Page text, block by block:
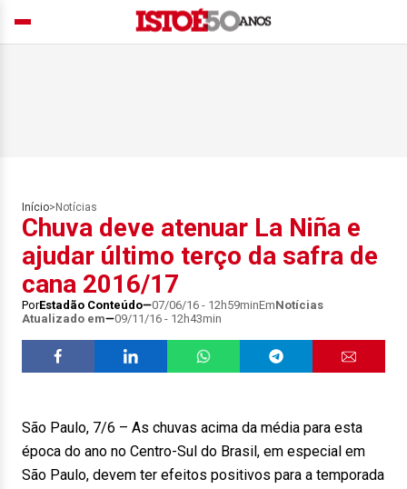
Início> Notícias
Chuva deve atenuar La Niña e
ajudar último terço da safra de
cana 2016/17
PorEstadão Conteúdo 07/06/16 - 12h59minEmNotícias
Atualizado em
09/11/16 - 12h43min
São Paulo, 7/6 – As chuvas acima da média para esta
época do ano no Centro-Sul do Brasil, em especial em
São Paulo, devem ter efeitos positivos para a temporada